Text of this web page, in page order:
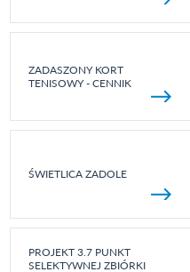
ZADASZONY KORT
TENISOWY - CENNIK
ŚWIETLICA ZADOLE
PROJEKT 3.7 PUNKT
SELEKTYWNEJ ZBIÓRKI